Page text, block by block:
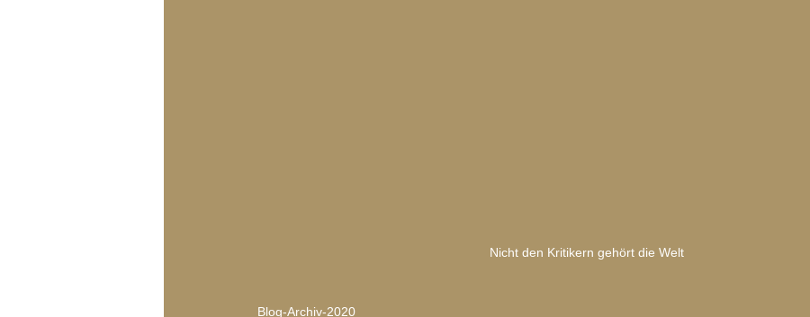
Nicht den Kritikern gehört die Welt
Blog-Archiv-2020